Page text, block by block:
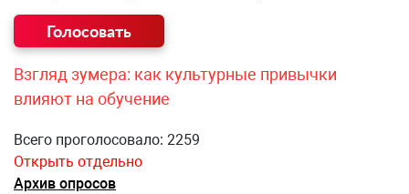
Взгляд зумера: как культурные привычки
влияют на обучение
Всего проголосовало: 2259
Открыть отдельно
Архив опросов